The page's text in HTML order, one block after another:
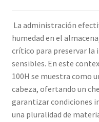
La administración
humedad en el
crítico para preservar la
sensibles. En este
100H se muestra como
cabeza, ofertando un
garantizar condiciones
una pluralidad de